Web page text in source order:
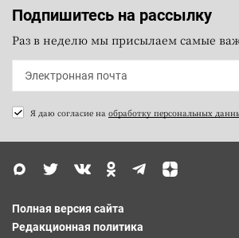
Подпишитесь на рассылку
Раз в неделю мы присылаем самые
Я даю согласие на обработку персональных
Полная версия сайта
Редакционная политика